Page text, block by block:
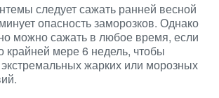
следует сажать ранней весной
опасность заморозков. Однако
можно сажать в любое время, если
крайней мере 6 недель, чтобы
жарких или морозных